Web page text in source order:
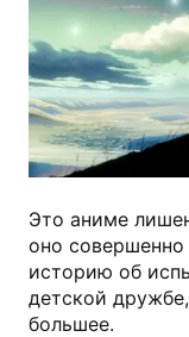
Это аниме
оно совершенно
историю об
детской
большее.